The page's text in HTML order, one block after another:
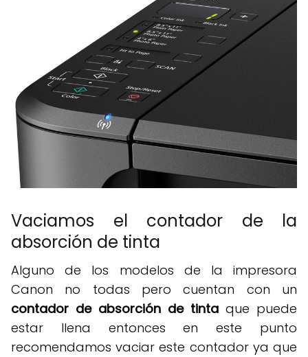
Vaciamos el contador de la
absorción de tinta
Alguno de los modelos de la impresora
Canon no todas pero cuentan con un
contador de absorción de tinta que puede
estar llena entonces en este punto
recomendamos vaciar este contador ya que